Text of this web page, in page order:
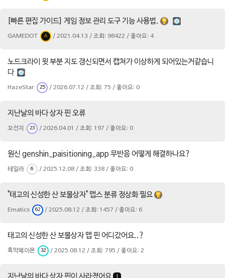
[빠른 편집 가이드] 게임 정보 관리 도구 기능 사용법.
GAMEDOT A / 2021.04.13 / 조회: 98422 / 좋아요: 4
노드크라이 윗 부분 지도 갱신되면서 캡쳐가 이상하게 되어있는거같습니
다
HazeStar 25 / 2026.07.12 / 조회: 75 / 좋아요: 0
지난날의 바다 상자 핀 오류
꼬선지 23 / 2026.04.01 / 조회: 197 / 좋아요: 0
원신 genshin_paisitioning_app 무반응 어떻게 해결하나요?
테일라 6 / 2025.12.08 / 조회: 338 / 좋아요: 0
"태고의 신성한 산 보물상자" 맵스 분류 정상화 필요
Ematics 62 / 2025.08.12 / 조회: 1457 / 좋아요: 6
태고의 신성한 산 보물상자 맵 핀 어디갔어요..?
흑막페이몬 32 / 2025.08.12 / 조회: 795 / 좋아요: 2
1